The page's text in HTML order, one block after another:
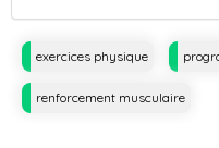
Tagsexercices physique
renforcement musculaire